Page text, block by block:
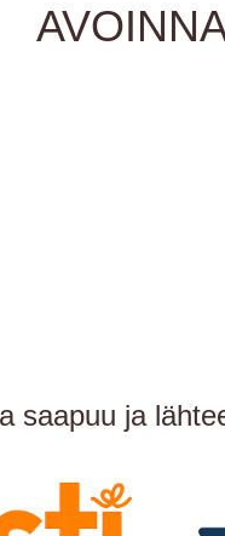
saapuu ja